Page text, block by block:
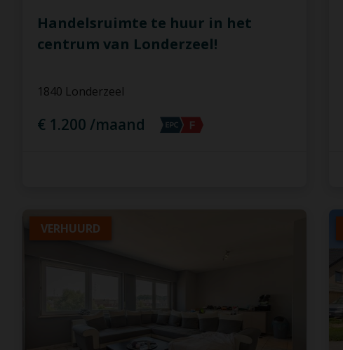
Handelsruimte te huur in het
centrum van Londerzeel!
1840 Londerzeel
€ 1.200 /maand
VERHUURD